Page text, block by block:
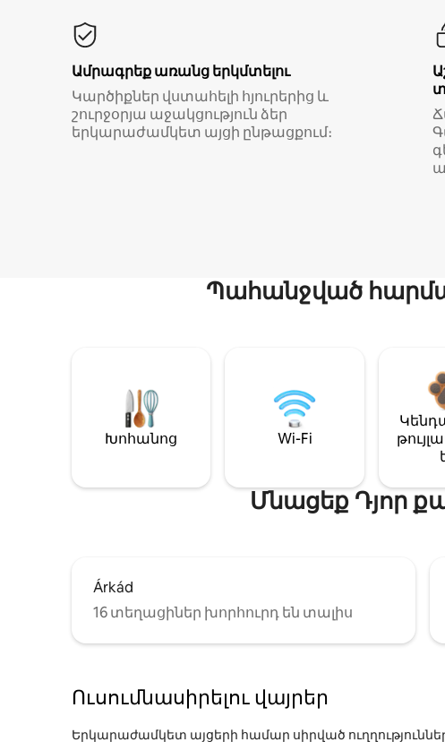
Ամրագրեք առանց երկմտելու
Կարծիքներ վստահելի հյուրերից և
շուրջօրյա աջակցություն ձեր
երկարաժամկետ այցի ընթացքում։
Պահանջված
Խոհանոց Wi-Fi
Մնացեք Դյոր
Árkád
16 տեղացիներ խորհուրդ են տալիս
Ուսումնասիրելու վայրեր
Երկարաժամկետ այցերի համար սիրված